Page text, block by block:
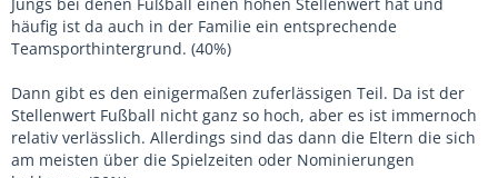
häufig ist da auch in der Familie ein entsprechende
Teamsporthintergrund. (40%)
Dann gibt es den einigermaßen zuferlässigen Teil. Da ist der
Stellenwert Fußball nicht ganz so hoch, aber es ist immernoch
relativ verlässlich. Allerdings sind das dann die Eltern die sich
am meisten über die Spielzeiten oder Nominierungen